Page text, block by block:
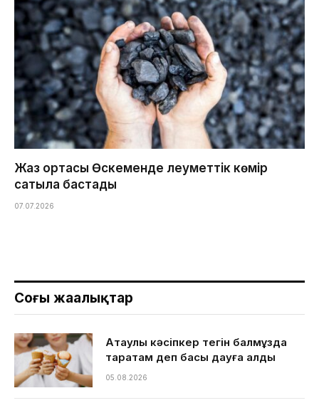
Жаз ортасы Өскеменде әлеуметтік көмір
сатыла бастады
07.07.2026
Соңғы жаңалықтар
Ақтаулық кәсіпкер тегін балмұздақ
таратам деп басы дауға қалды
05.08.2026